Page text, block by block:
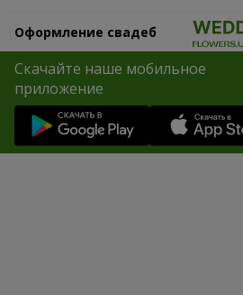
Оформление свадеб
Скачайте наше мобильное
приложение